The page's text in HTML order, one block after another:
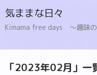
気ままな日々
Kimama free days 〜趣味の
「2023年02月 」 一